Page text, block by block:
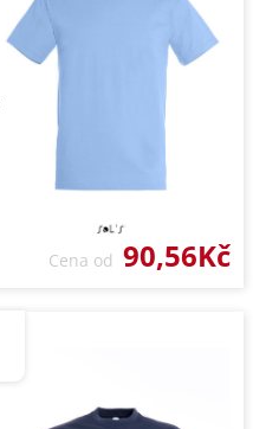
Cena od 90,56Kč